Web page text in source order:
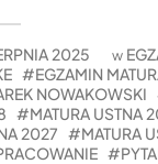
2025 w
EGZAMIN
NOWAKOWSKI
MATURA USTNA
2027
MATURA